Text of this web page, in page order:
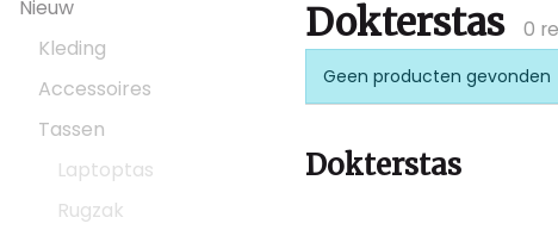
Sluis
Nieuw
Kleding
Accessoires
Tassen
Laptoptas
Rugzak
Dokterstas 0
Geen producten gevonden
Dokterstas